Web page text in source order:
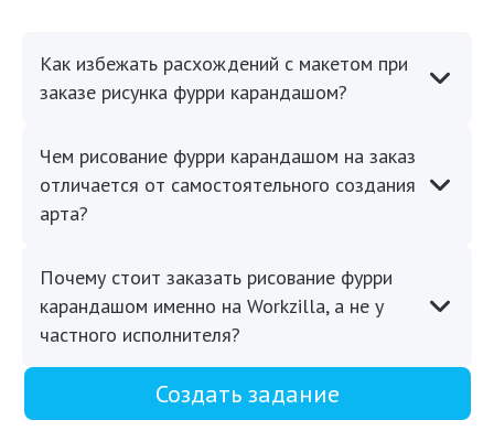
Как избежать расхождений с макетом при
заказе рисунка фурри карандашом?
Чем рисование фурри карандашом на заказ
отличается от самостоятельного создания
арта?
Почему стоит заказать рисование фурри
карандашом именно на Workzilla, а не у
частного исполнителя?
Создать задание